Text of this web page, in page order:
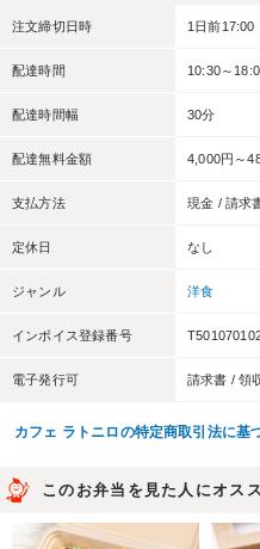
注文締切日時 1日前17:00
配達時間 10:30～
配達時間幅 30分
配達無料金額 4,000円～
支払方法 現金 / 請求
定休日 なし
ジャンル 洋食
インボイス登録番号
電子発行可 請求書 / 領
カフェ ラトニロの特定商取引法に基
このお弁当を見た人にオス